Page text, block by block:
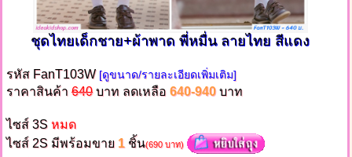
ชุดไทยเด็กชาย+ผ้าพาด พี่หมื่น ลายไทย สีแดง
รหัส FanT103W [ดูขนาด/รายละเอียดเพิ่มเติม]
ราคาสินค้า 640บาท ลดเหลือ 640-940 บาท
ไซส์ 3S หมด
ไซส์ 2S มีพร้อมขาย 1 ชิ้น(690 บาท)